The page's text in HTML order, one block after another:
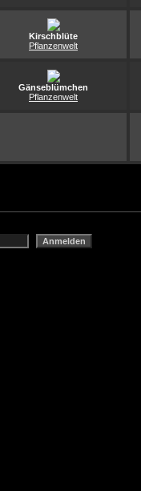
Kirschblüte
Pflanzenwelt
Gänseblümchen
Pflanzenwelt